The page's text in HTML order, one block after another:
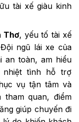
tài xế giàu kinh
Thơ, yếu tố tài xế
ngũ lái xe của
an toàn, am hiểu
nhiệt tình hỗ trợ
vụ tận tâm và
quan, điểm
giúp chuyến đi